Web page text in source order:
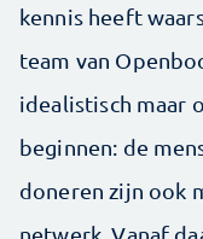
kennis heeft
team van
idealistisch maar
beginnen: de
doneren zijn ook
netwerk. Vanaf